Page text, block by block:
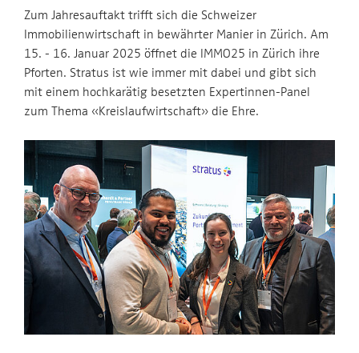
Zum Jahresauftakt trifft sich die Schweizer
Immobilienwirtschaft in bewährter Manier in Zürich. Am
15. - 16. Januar 2025 öffnet die IMMO25 in Zürich ihre
Pforten. Stratus ist wie immer mit dabei und gibt sich
mit einem hochkarätig besetzten Expertinnen-Panel
zum Thema «Kreislaufwirtschaft» die Ehre.